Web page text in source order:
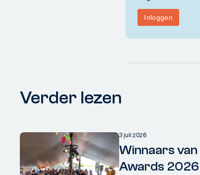
Verder lezen
3 juli 2026
Winnaars
Awards 2026